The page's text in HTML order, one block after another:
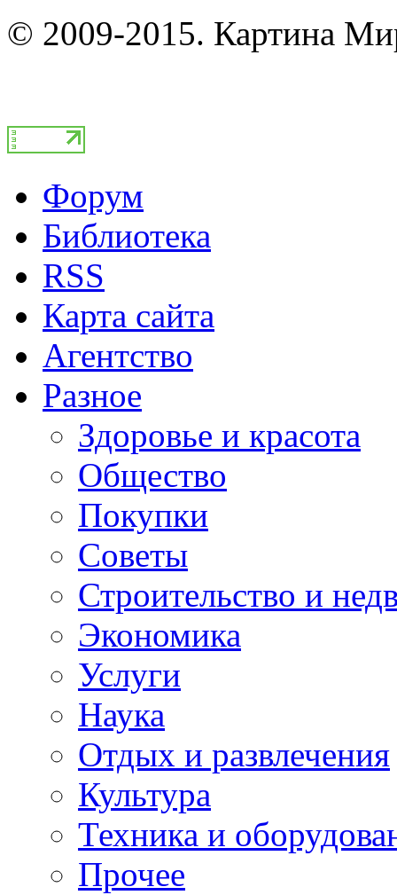
© 2009-2015. Картина
Форум
Библиотека
RSS
Карта сайта
Агентство
Разное
Здоровье и красота
Общество
Покупки
Советы
Строительство и
Экономика
Услуги
Наука
Отдых и развлечения
Культура
Техника и
Прочее